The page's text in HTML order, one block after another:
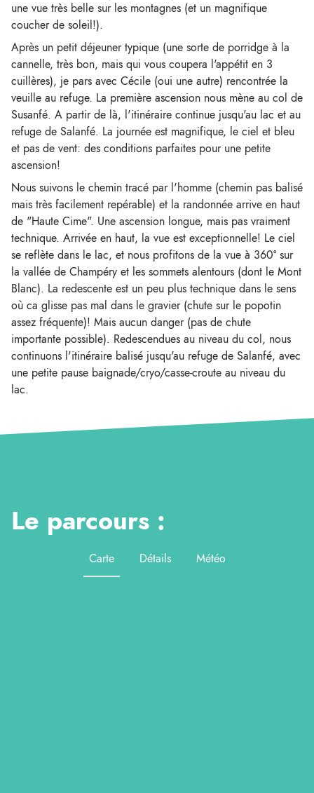
une vue très belle sur les montagnes (et un magnifique
coucher de soleil!).
Après un petit déjeuner typique (une sorte de porridge à la
cannelle, très bon, mais qui vous coupera l'appétit en 3
cuillères), je pars avec Cécile (oui une autre) rencontrée la
veuille au refuge. La première ascension nous mène au col de
Susanfé. A partir de là, l'itinéraire continue jusqu'au lac et au
refuge de Salanfé. La journée est magnifique, le ciel et bleu
et pas de vent: des conditions parfaites pour une petite
ascension!
Nous suivons le chemin tracé par l'homme (chemin pas balisé
mais très facilement repérable) et la randonnée arrive en haut
de "Haute Cime". Une ascension longue, mais pas vraiment
technique. Arrivée en haut, la vue est exceptionnelle! Le ciel
se reflète dans le lac, et nous profitons de la vue à 360° sur
la vallée de Champéry et les sommets alentours (dont le Mont
Blanc). La redescente est un peu plus technique dans le sens
où ca glisse pas mal dans le gravier (chute sur le popotin
assez fréquente)! Mais aucun danger (pas de chute
importante possible). Redescendues au niveau du col, nous
continuons l'itinéraire balisé jusqu'au refuge de Salanfé, avec
une petite pause baignade/cryo/casse-croute au niveau du
lac.
Le parcours :
Carte Détails Météo